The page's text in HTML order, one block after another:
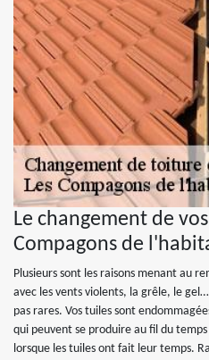
Le changement de
Compagons de
Plusieurs sont les raisons menant au
avec les vents violents, la grêle, le
pas rares. Vos tuiles sont
qui peuvent se produire au fil du
lorsque les tuiles ont fait leur temps.